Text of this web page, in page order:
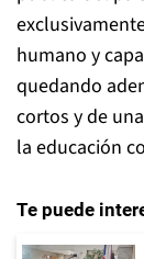
humano y
quedando
cortos y de
la educación
Te puede